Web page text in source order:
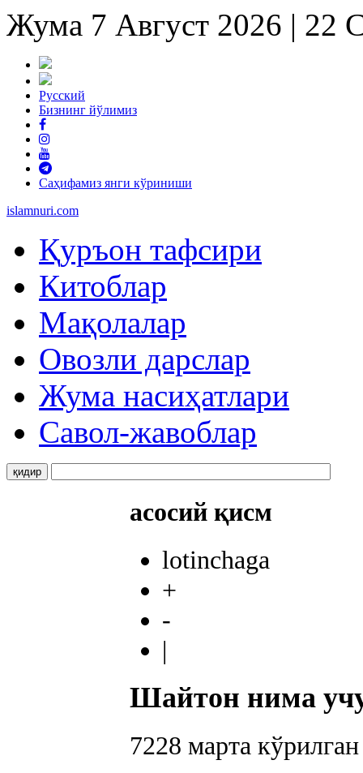
Жума 7 Август 2026 | 22
Русский
Бизнинг йўлимиз
Саҳифамиз янги кўриниши
islamnuri.com
Қуръон тафсири
Китоблар
Мақолалар
Овозли дарслар
Жума насиҳатлари
Савол-жавоблар
асосий қисм
lotinchaga
+
-
|
Шайтон нима
7228 марта кўрилган